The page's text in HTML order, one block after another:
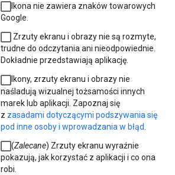
Ikona nie zawiera znaków towarowych
Google.
Zrzuty ekranu i obrazy nie są rozmyte,
trudne do odczytania ani nieodpowiednie.
Dokładnie przedstawiają aplikację.
Ikony, zrzuty ekranu i obrazy nie
naśladują wizualnej tożsamości innych
marek lub aplikacji. Zapoznaj się
z zasadami dotyczącymi podszywania się
pod inne osoby i wprowadzania w błąd
(Zalecane) Zrzuty ekranu wyraźnie
pokazują, jak korzystać z aplikacji i co ona
robi.